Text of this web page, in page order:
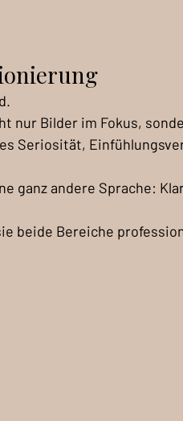
nur Bilder im Fokus,
Seriosität,
ganz andere Sprache:
beide Bereiche